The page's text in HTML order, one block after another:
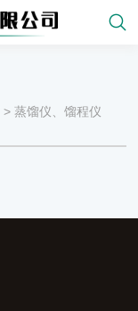
>蒸馏仪、馏程仪